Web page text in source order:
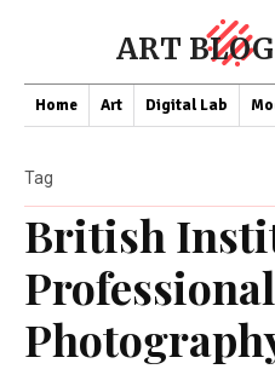
ART
Home Art Digital Lab
British
Professional
Tag